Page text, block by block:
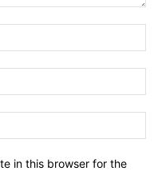
in this browser for the